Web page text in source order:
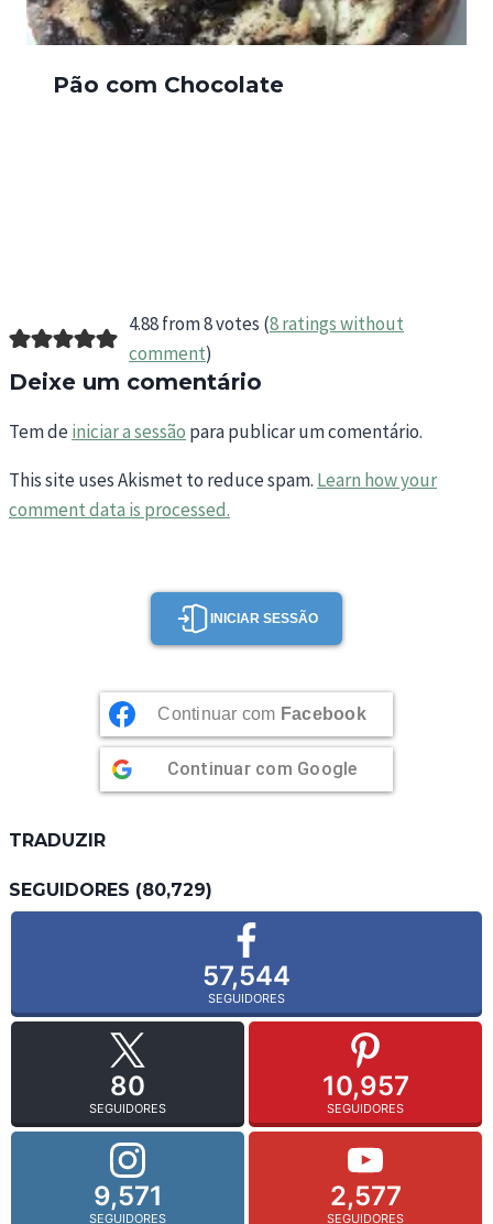
Pão com Chocolate
4.88 from 8 votes (8 ratings without
comment)
Deixe um comentário
Tem deiniciar a sessão para publicar um comentário.
This site uses Akismet to reduce spam. Learn how your
comment data is processed.
INICIAR SESSÃO
Continuar com Facebook
Continuar com Google
TRADUZIR
SEGUIDORES (80,729)
57,544
SEGUIDORES
80
SEGUIDORES
10,957
SEGUIDORES
9,571
SEGUIDORES
2,577
SEGUIDORES